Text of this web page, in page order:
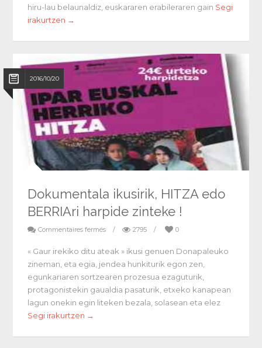
hiru-lau belaunaldiz, euskararen erabileraren gain Segi
irakurtzen →
2016/10/20
Dokumentala ikusirik, HITZA edo
BERRIAri harpide zinteke !
Commentaires fermés / 2795 / 0
« Gaur irekiko ditu ateak » ikusi genuen Donapaleuko
zineman, eta egia, jendea hunkiturik egon zen,
egunkariaren sortzearen prozesua ezaguturik,
protagonistekin gaualdia pasaturik, etxeko kanapean
lagun onekin egin liteken bezala, solasean eta elez
Segi irakurtzen →